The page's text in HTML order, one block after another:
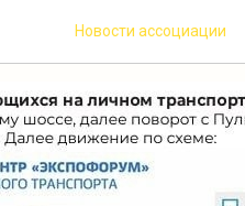
Новости ассоциации
до ECT 2025?